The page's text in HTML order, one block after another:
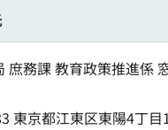
庶務課 教育政策推進係
東京都江東区東陽4丁目